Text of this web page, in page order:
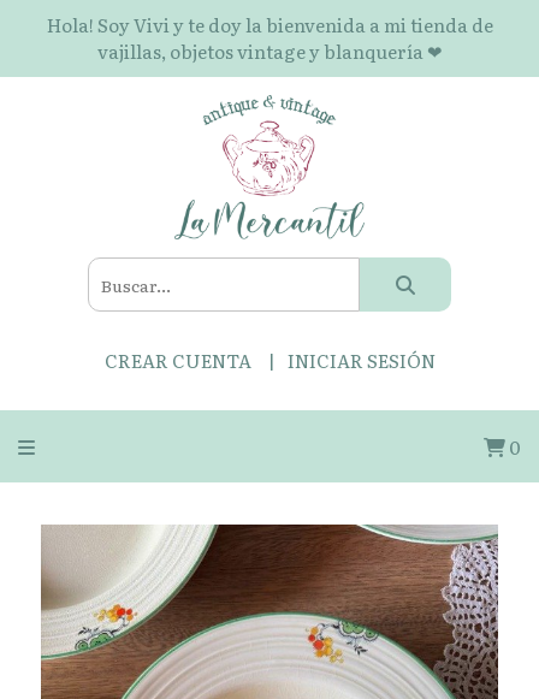
Hola! Soy Vivi y te doy la bienvenida a mi tienda de
vajillas, objetos vintage y blanquería ❤
CREAR CUENTA INICIAR SESIÓN
0